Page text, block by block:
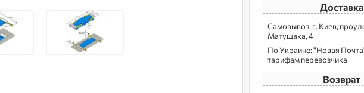
Доставка
Самовывоз: г. Kиев,
Матущака, 4
По Украине: "Новая
тарифам перевозчика
Возврат